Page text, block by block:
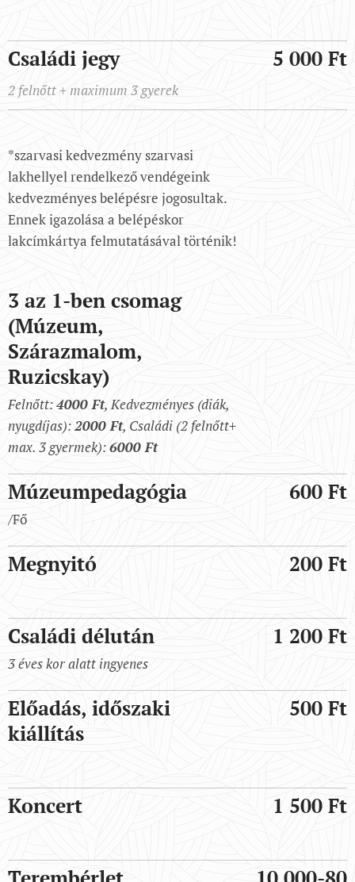
Családi jegy
2 felnőtt + maximum 3 gyerek
5 000 Ft
*szarvasi kedvezmény szarvasi
lakhellyel rendelkező vendégeink
kedvezményes belépésre jogosultak.
Ennek igazolása a belépéskor
lakcímkártya felmutatásával történik!
3 az 1-ben csomag
(Múzeum,
Szárazmalom,
Ruzicskay)
Felnőtt:4000 Ft, Kedvezményes (diák,
nyugdíjas):2000 Ft, Családi (2 felnőtt+
max. 3 gyermek):6000 Ft
Múzeumpedagógia
/Fő
600 Ft
Megnyitó 200 Ft
Családi délután
3 éves kor alatt ingyenes
1 200 Ft
Előadás, időszaki
kiállítás
500 Ft
Koncert 1 500 Ft